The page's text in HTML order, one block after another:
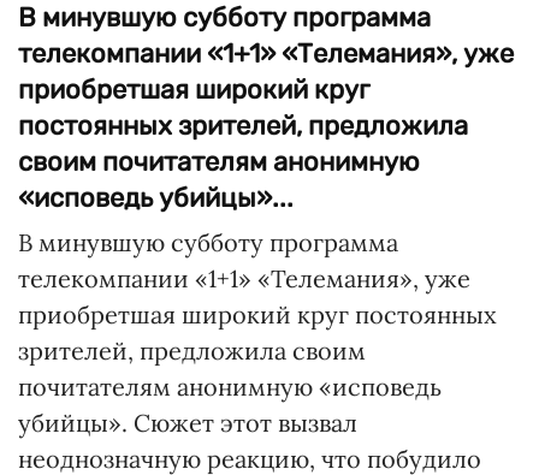
В минувшую субботу программа
телекомпании «1+1» «Телемания», уже
приобретшая широкий круг
постоянных зрителей, предложила
своим почитателям анонимную
«исповедь убийцы»...
В минувшую субботу программа
телекомпании «1+1» «Телемания», уже
приобретшая широкий круг постоянных
зрителей, предложила своим
почитателям анонимную «исповедь
убийцы». Сюжет этот вызвал
неоднозначную реакцию, что побудило